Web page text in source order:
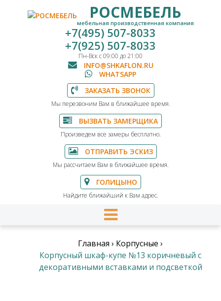
РОСМЕБЕЛЬ
мебельная производственная компания
+7(495) 507-8033
+7(925) 507-8033
Пн-Вск с 09:00 до 21:00
INFO@SHKAFLON.RU
WHATSAPP
ЗАКАЗАТЬ ЗВОНОК
Мы перезвоним Вам в ближайшее время.
ВЫЗВАТЬ ЗАМЕРЩИКА
Произведем все замеры бесплатно.
ОТПРАВИТЬ ЭСКИЗ
Мы рассчитаем Вам в ближайшее время.
ГОЛИЦЫНО
Найдите ближайший к Вам адрес.
Главная › Корпусные ›
Корпусный шкаф-купе №13 коричневый с
декоративными вставками и подсветкой